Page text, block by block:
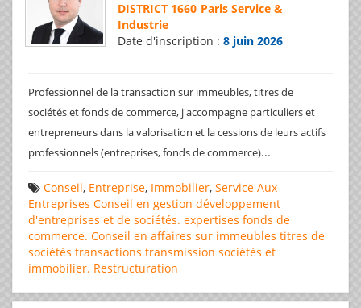
DISTRICT 1660-Paris Service &
Industrie
Date d'inscription : 8 juin 2026
Professionnel de la transaction sur immeubles, titres de
sociétés et fonds de commerce, j'accompagne particuliers et
entrepreneurs dans la valorisation et la cessions de leurs actifs
professionnels (entreprises, fonds de commerce)...
Conseil, Entreprise, Immobilier, Service Aux
Entreprises Conseil en gestion développement
d'entreprises et de sociétés. expertises fonds de
commerce. Conseil en affaires sur immeubles titres de
sociétés transactions transmission sociétés et
immobilier. Restructuration